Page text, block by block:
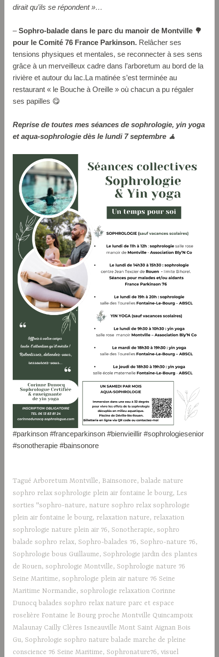
dirait qu’ils se répondent »…
–Sophro-balade dans le parc du manoir de Montville 🌳
pour le Comité 76 France Parkinson. Relâcher ses
tensions physiques et mentales, se reconnecter à ses sens
grâce à un merveilleux cadre dans l’arboretum au bord de la
rivière et autour du lac.La matinée s’est terminée au
restaurant « le Bouche à Oreille » où chacun a pu régaler
ses papilles 😋
Reprise de toutes mes séances de sophrologie, yin yoga
et aqua-sophrologie dès le lundi 7 septembre 🧘
#parkinson #franceparkinson #bienvieillir #sophrologiesenior
#sonotherapie #bainsonore
TaguéArboretum Montville, Bainsonore,balade nature
sophro relax sophrologie plein air fontaine le bourg, Les
sorties "sophro-nature, nature sophro relax sophrologie
plein air fontaine le bourg, relaxation nature, relaxation
sophrologie nature plein air 76, Sonotherapie,sophro
balade sophro relax, Sophro-balades 76, Sophro-nature 76,
Sophrologie bous Guillaume, Sophrologie jardin des plantes
de Rouen,sophrologie Montville, Sophrologie nature 76
Seine Maritime,sophrologie plein air nature 76 Seine
Maritime Normandie,sophrologie relaxation Corinne
Dunocq balades sophro relax nature parc et espace
roselière Fontaine le Bourg proche Montville Quincampoix
Malaunay Cailly Clères Isneauville Mont Saint Aignan Bois
Gu, Sophrologie sophro nature balade marche de pleine
conscience 76 Seine Maritime, Sophronature76,visuel